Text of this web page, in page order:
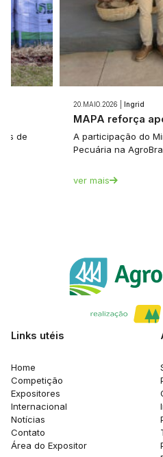
de
20.MAIO.2026 | Ingrid
MAPA reforça
A participação do
Pecuária na
ver mais
Links utéis
Home
Competição
Expositores
Internacional
Notícias
Contato
Área do Expositor